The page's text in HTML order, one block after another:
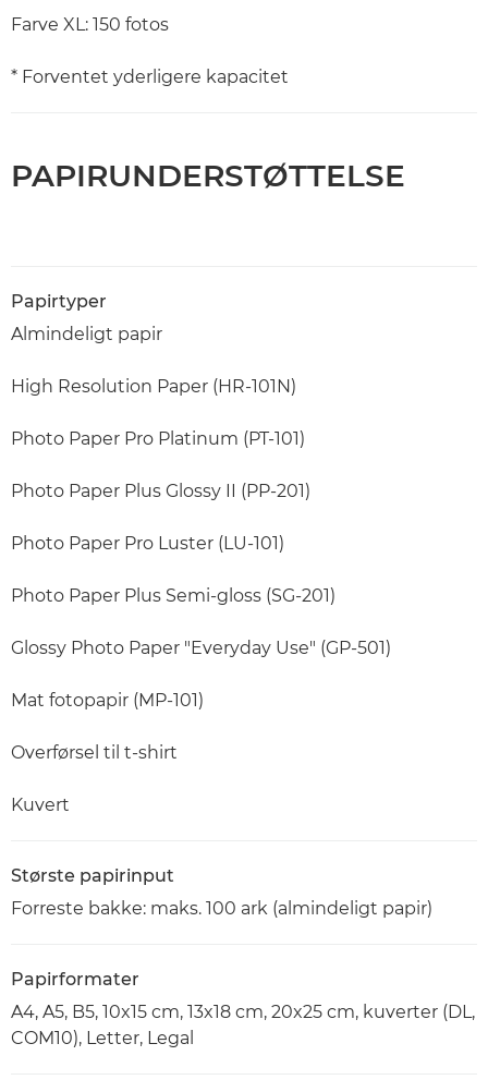
Farve XL: 150 fotos
* Forventet yderligere kapacitet
PAPIRUNDERSTØTTELSE
Papirtyper
Almindeligt papir
High Resolution Paper (HR-101N)
Photo Paper Pro Platinum (PT-101)
Photo Paper Plus Glossy II (PP-201)
Photo Paper Pro Luster (LU-101)
Photo Paper Plus Semi-gloss (SG-201)
Glossy Photo Paper "Everyday Use" (GP-501)
Mat fotopapir (MP-101)
Overførsel til t-shirt
Kuvert
Største papirinput
Forreste bakke: maks. 100 ark (almindeligt papir)
Papirformater
A4, A5, B5, 10x15 cm, 13x18 cm, 20x25 cm, kuverter (DL,
COM10), Letter, Legal